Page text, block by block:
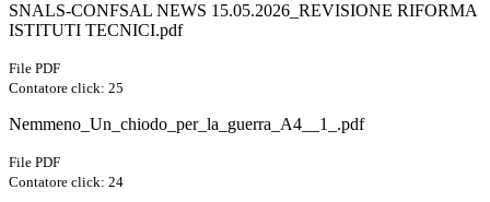
SNALS-CONFSAL NEWS 15.05.2026_REVISIONE RIFORMA
ISTITUTI TECNICI.pdf
File PDF
Contatore click: 25
Nemmeno_Un_chiodo_per_la_guerra_A4__1_.pdf
File PDF
Contatore click: 24